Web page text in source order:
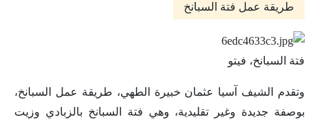
طريقة عمل فتة السبانخ
فتة السبانخ، فيتو
وتقدم الشيف آسيا عثمان خبيرة الطهي، طريقة عمل السبانخ،
بوصفة جديدة وغير تقليدية، وهي فتة السبانخ بالزبادي وزيت